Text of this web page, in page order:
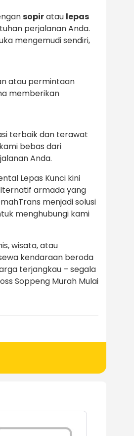
sopiratau lepas
perjalanan Anda.
mengemudi sendiri,
atau permintaan
memberikan
terbaik dan terawat
bebas dari
Anda.
Lepas Kunci kini
armada yang
menjadi solusi
menghubungi kami
wisata, atau
kendaraan beroda
terjangkau – segala
Soppeng Murah Mulai